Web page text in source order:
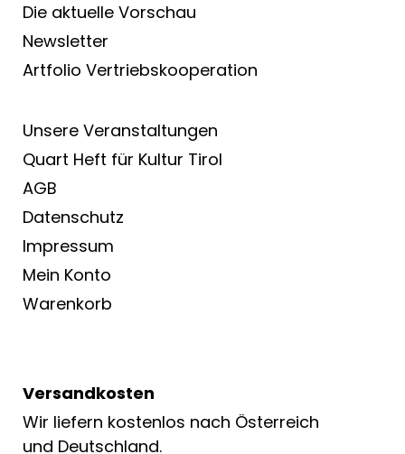
Die aktuelle Vorschau
Newsletter
Artfolio Vertriebs­kooperation
Unsere Veranstaltungen
Quart Heft für Kultur Tirol
AGB
Datenschutz
Impressum
Mein Konto
Warenkorb
Versandkosten
Wir liefern kostenlos nach Österreich
und Deutschland.